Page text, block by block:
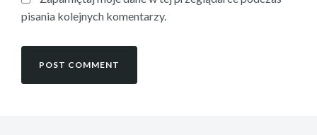
pisania kolejnych komentarzy.